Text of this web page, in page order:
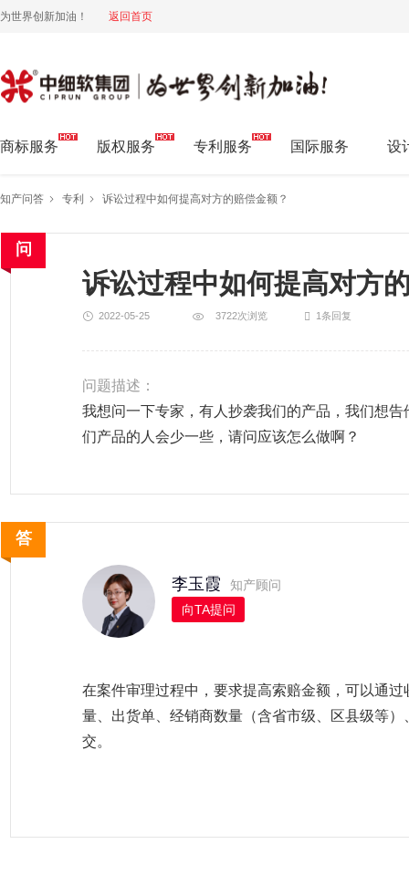
为世界创新加油！ 返回首页
中细软集团 为世界创新加油!
商标服务 版权服务 专利服务 国际服务 设
知产问答 专利 诉讼过程中如何提高对方的赔偿金额？
诉讼过程中如何提高对方
2022-05-25 3722次浏览 1条回复
问题描述：
我想问一下专家，有人抄袭我们的产品，我们想
们产品的人会少一些，请问应该怎么做啊？
李玉霞
知产顾问
向TA提问
在案件审理过程中，要求提高索赔金额，可以通
量、出货单、经销商数量（含省市级、区县级等
交。